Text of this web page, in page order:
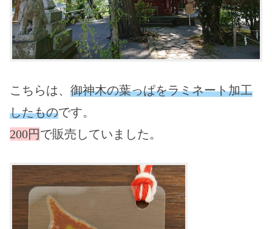
こちらは、 御神木の葉っぱをラミネート加工
したものです。
200円で販売していました。